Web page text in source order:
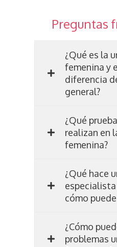
Preguntas
¿Qué es la
femenina y
diferencia
general?
¿Qué
realizan en
femenina?
¿Qué hace
cómo
¿Cómo
problemas